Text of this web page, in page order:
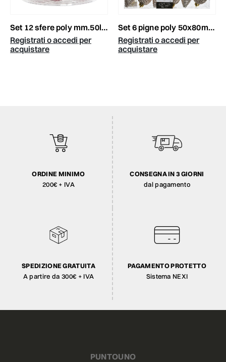
set 12 sfere poly mm.50lucido/satinato bordeaux
Registrati o accedi per
acquistare
set 6 pigne poly 50x80mm perla glitter
Registrati o accedi per
acquistare
ORDINE MINIMO
200€ + IVA
CONSEGNA IN 3 GIORNI
dal pagamento
SPEDIZIONE GRATUITA
A partire da 300€ + IVA
PAGAMENTO PROTETTO
Sistema NEXI
PUNTOUNO